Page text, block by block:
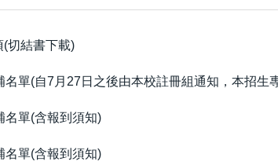
切結書下載)
單(自7月27日之後由本校註冊組通知，本招生
名單(含報到須知)
名單(含報到須知)